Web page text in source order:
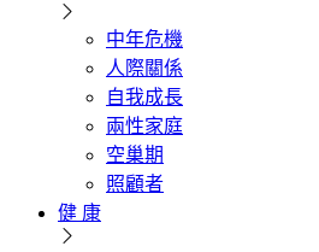
中年危機
人際關係
自我成長
兩性家庭
空巢期
照顧者
健 康